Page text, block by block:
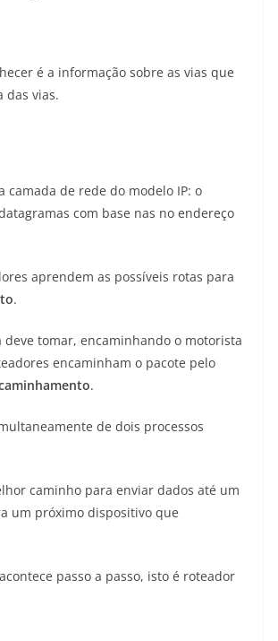
é a informação sobre as vias que
das vias.
de rede do modelo IP: o
com base nas no endereço
aprendem as possíveis rotas para
.
tomar, encaminhando o motorista
encaminham o pacote pelo
.
de dois processos
caminho para enviar dados até um
um próximo dispositivo que
passo a passo, isto é roteador